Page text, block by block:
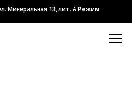
Минеральная 13, лит. А Режим